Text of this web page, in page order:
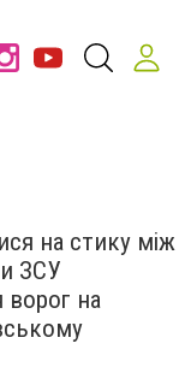
на стику між
ЗСУ
ворог на